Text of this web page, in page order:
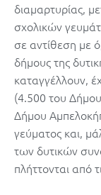
διαμαρτυρίας,
σχολικών
σε αντίθεση με
δήμους της
καταγγέλλουν,
(4.500 του
Δήμου
γεύματος και,
των δυτικών
πλήττονται από